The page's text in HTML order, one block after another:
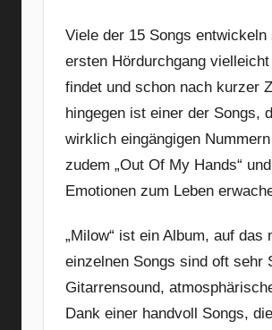
Viele der 15 Songs
ersten Hördurchgang
findet und schon nach kurzer
hingegen ist einer der Songs,
wirklich eingängigen
zudem „Out Of My Hands“
Emotionen zum Leben
„Milow“ ist ein Album, auf
einzelnen Songs sind oft sehr
Gitarrensound,
Dank einer handvoll Songs,